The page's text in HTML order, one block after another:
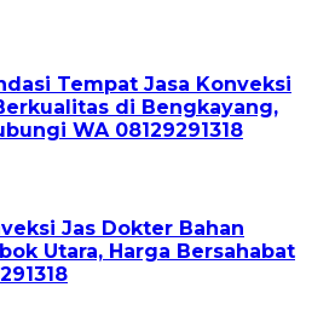
Tempat Jasa Konveksi
di Bengkayang,
WA 08129291318
Jas Dokter Bahan
Utara, Harga Bersahabat